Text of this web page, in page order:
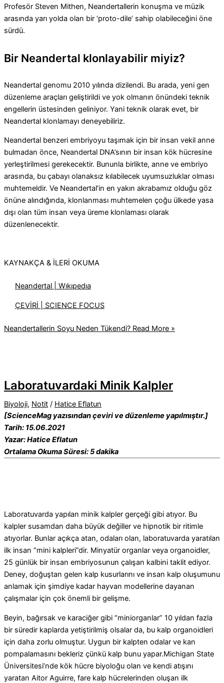
Profesör Steven Mithen, Neandertallerin konuşma ve müzik
arasında yarı yolda olan bir ‘proto-dile’ sahip olabileceğini öne
sürdü.
Bir Neandertal klonlayabilir miyiz?
Neandertal genomu 2010 yılında dizilendi. Bu arada, yeni gen
düzenleme araçları geliştirildi ve yok olmanın önündeki teknik
engellerin üstesinden geliniyor. Yani teknik olarak evet, bir
Neandertal klonlamayı deneyebiliriz.
Neandertal benzeri embriyoyu taşımak için bir insan vekil anne
bulmadan önce, Neandertal DNA’sının bir insan kök hücresine
yerleştirilmesi gerekecektir. Bununla birlikte, anne ve embriyo
arasında, bu çabayı olanaksız kılabilecek uyumsuzluklar olması
muhtemeldir. Ve Neandertal’in en yakın akrabamız olduğu göz
önüne alındığında, klonlanması muhtemelen çoğu ülkede yasa
dışı olan tüm insan veya üreme klonlaması olarak
düzenlenecektir.
KAYNAKÇA & İLERİ OKUMA
Neandertal | Wıkıpedıa
ÇEVİRİ | SCIENCE FOCUS
Neandertallerin Soyu Neden Tükendi? Read More »
Laboratuvardaki Minik Kalpler
Biyoloji, Notit / Hatice Eflatun
[ScienceMag yazısından çeviri ve düzenleme yapılmıştır.]
Tarih: 15.06.2021
Yazar: Hatice Eflatun
Ortalama Okuma Süresi: 5 dakika
Laboratuvarda yapılan minik kalpler gerçeği gibi atıyor. Bu
kalpler susamdan daha büyük değiller ve hipnotik bir ritimle
atıyorlar. Bunlar açıkça atan, odaları olan, laboratuvarda yaratılan
ilk insan “mini kalpleri”dir. Minyatür organlar veya organoidler,
25 günlük bir insan embriyosunun çalışan kalbini taklit ediyor.
Deney, doğuştan gelen kalp kusurlarını ve insan kalp oluşumunu
anlamak için şimdiye kadar hayvan modellerine dayanan
çalışmalar için çok önemli bir gelişme.
Beyin, bağırsak ve karaciğer gibi “miniorganlar” 10 yıldan fazla
bir süredir kaplarda yetiştirilmiş olsalar da, bu kalp organoidleri
için daha zorlu olmuştur. Uygun bir kalpten odalar ve kan
pompalamasını bekleriz çünkü kalp bunu yapar.Michigan State
Üniversitesi’nde kök hücre biyoloğu olan ve kendi atışını
yaratan Aitor Aguirre, fare kalp hücrelerinden oluşan ilk